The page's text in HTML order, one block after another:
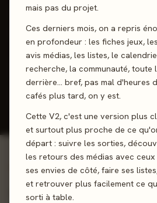
mais pas du projet.
Ces derniers mois, on a repris
en profondeur : les fiches jeux,
avis médias, les listes, le
recherche, la communauté, toute
derrière… bref, pas mal d'heures
cafés plus tard, on y est.
Cette V2, c'est une version plus
et surtout plus proche de ce
départ : suivre les sorties,
les retours des médias avec
ses envies de côté, faire ses
et retrouver plus facilement ce
sorti à table.
1-4 joueurs 10 ans+
Pose d’ouvriers
Conquête
J'ai joué Envie de
Donner mon avis
01 - LE JEU
Incarnez le chef d’un clan nomade,